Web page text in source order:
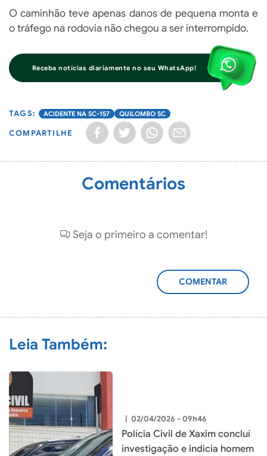
O caminhão teve apenas danos de pequena monta e
o tráfego na rodovia não chegou a ser interrompido.
Receba notícias diariamente no seu WhatsApp!
ACIDENTE NA SC-157 QUILOMBO SC
COMPARTILHE
Comentários
Seja o primeiro a comentar!
ADICIONAR
Leia Também:
| 02/04/2026 - 09h46
Polícia Civil de Xaxim concluí
investigação e indicia homem